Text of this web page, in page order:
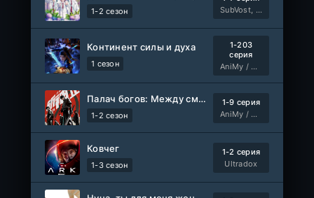
1-2 сезон
SubVost, Манипулятор
Континент силы и духа
1 сезон
1-203
серия
AniMy / RuChiMe
Палач богов: Между смертным и божественным царством 2
1-2 сезон
1-9 серия
AniMy / RuChiMe
Ковчег
1-3 сезон
1-2 серия
Ultradox